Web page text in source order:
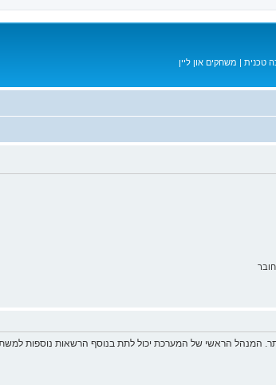
טכנית | משחקים און ליין
המנהל הראשי של המערכת יכול לתת בנוסף הרשאות נוספות